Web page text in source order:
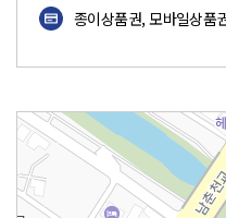
종이상품권, 모바일상품